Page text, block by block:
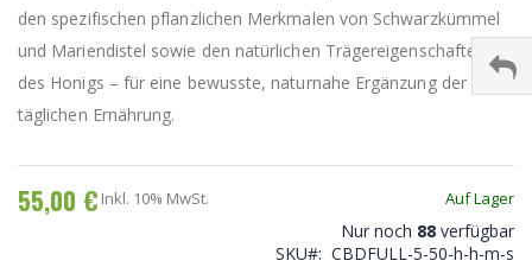
den spezifischen pflanzlichen Merkmalen von Schwarzkümmel
und Mariendistel sowie den natürlichen Trägereigenschaften
des Honigs – für eine bewusste, naturnahe Ergänzung der
täglichen Ernährung.
55,00 € Inkl. 10% MwSt. Auf Lager
Nur noch 88 verfügbar
SKU
CBDFULL-5-50-h-h-m-s